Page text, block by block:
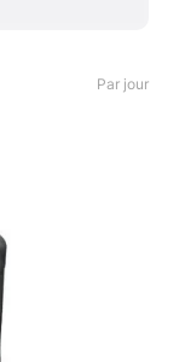
Par jour